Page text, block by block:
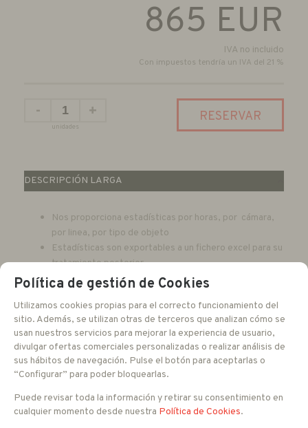
865 EUR
IVA no incluido
Con impuestos tendría un IVA del 21 %
-
unidades
+ RESERVAR
DESCRIPCIÓN LARGA
Nos proporciona estadísticas por horas, por cámara,
por linea, por tipo de objeto
Estadísticas son exportables a un fichero excel para su
tratamiento posterior
Rastrea y determina de forma rápida y precisa la
cantidad de personas / automóviles en el campo de
visión de la cámara
Detecte y active en tiempo real la alerta para la
persona / vehículo que se mueve en la dirección
incorrecta, una persona que cae o se agacha
Funciona con todas las cámaras IP y muchas
de cámaras especiales
Totalmente escalable desde el pequeño negocio a
Política de gestión de Cookies
Utilizamos cookies propias para el correcto funcionamiento del
sitio. Además, se utilizan otras de terceros que analizan cómo se
usan nuestros servicios para mejorar la experiencia de usuario,
divulgar ofertas comerciales personalizadas o realizar análisis de
sus hábitos de navegación. Pulse el botón para aceptarlas o
“Configurar” para poder bloquearlas.
Puede revisar toda la información y retirar su consentimiento en
cualquier momento desde nuestra Política de Cookies.